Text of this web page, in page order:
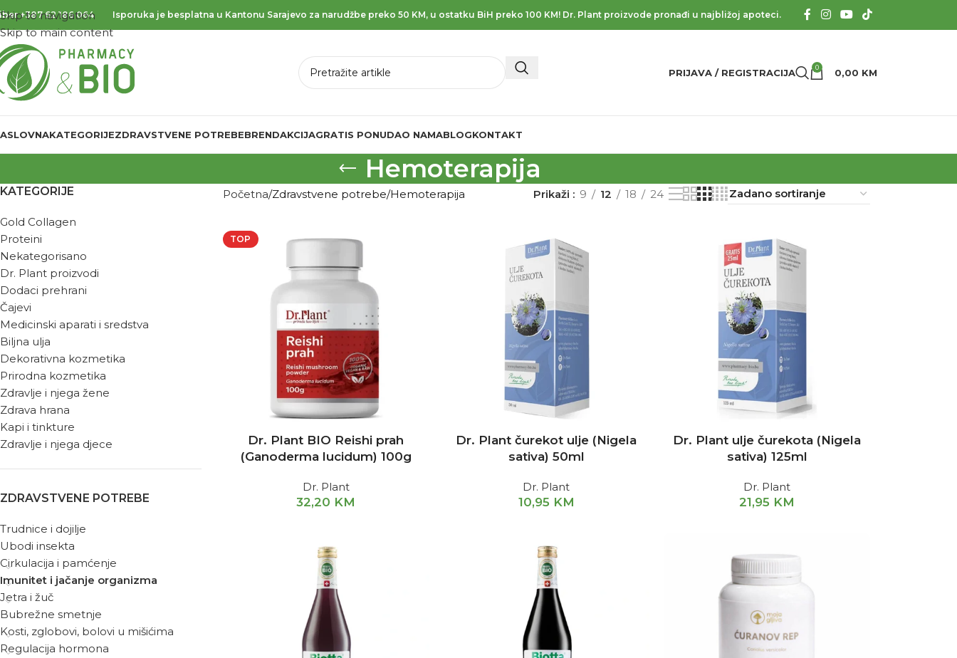
Skip to navigation
Skip to main content
+387 62 186 064 Isporuka je besplatna u Kantonu Sarajevo za narudžbe preko 50 KM, u ostatku BiH preko 100 KM! Dr. Plant proizvode pronađi u najbližoj apoteci.
PRIJAVA / REGISTRACIJA 0 0,00 KM
KATEGORIJEZDRAVSTVENE POTREBEBRENDAKCIJAGRATIS PONUDAO NAMABLOGKONTAKT
Hemoterapija
KATEGORIJE
Gold Collagen
Proteini
Nekategorisano
Dr. Plant proizvodi
Dodaci prehrani
Čajevi
Medicinski aparati i sredstva
Biljna ulja
Dekorativna kozmetika
Prirodna kozmetika
Zdravlje i njega žene
Zdrava hrana
Kapi i tinkture
Zdravlje i njega djece
ZDRAVSTVENE POTREBE
Trudnice i dojilje
Ubodi insekta
Cirkulacija i pamćenje
Imunitet i jačanje organizma
Jetra i žuč
Bubrežne smetnje
Kosti, zglobovi, bolovi u mišićima
Regulacija hormona
Početna Zdravstvene potrebe Hemoterapija Prikaži 9 12 18 24
TOP
Dr. Plant BIO Reishi prah
(Ganoderma lucidum) 100g
Dr. Plant
32,20 KM
Dr. Plant čurekot ulje (Nigela
sativa) 50ml
Dr. Plant
10,95 KM
Dr. Plant ulje čurekota (Nigela
sativa) 125ml
Dr. Plant
21,95 KM